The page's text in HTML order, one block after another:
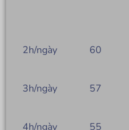
2h/ngày 60
3h/ngày 57
4h/ngày 55